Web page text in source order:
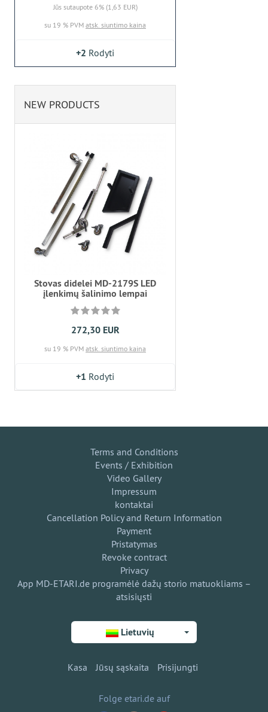
Jūs sutaupote 6% (1,63 EUR)
su 19 % PVM atsk. siuntimo kaina
+2 Rodyti
NEW PRODUCTS
Stovas didelei MD-2179S LED
įlenkimų šalinimo lempai
272,30 EUR
su 19 % PVM atsk. siuntimo kaina
+1 Rodyti
Terms and Conditions
Events / Exhibition
Video Gallery
Impressum
kontaktai
Cancellation Policy and Return Information
Payment
Pristatymas
Revoke contract
Privacy
App MD-ETARI.de programėlė dažų storio matuokliams –
atsisiųsti
Lietuvių
Kasa Jūsų sąskaita Prisijungti
Folge etari.de auf